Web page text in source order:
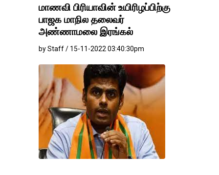
மாணவி பிரியாவின் உயிரிழப்பிற்கு
பாஜக மாநில தலைவர்
அண்ணாமலை இரங்கல்
by Staff / 15-11-2022 03:40:30pm